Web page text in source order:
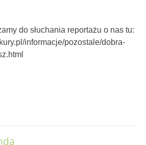
do słuchania reportażu o nas tu:
informacje/pozostale/dobra-